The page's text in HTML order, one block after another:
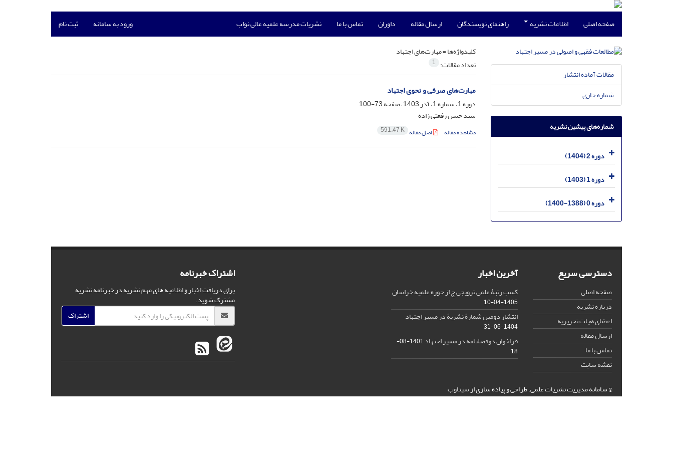
صفحه اصلی اطلاعات نشریه راهنمای نویسندگان ارسال مقاله داوران تماس با ما نشریات مدرسه علمیه عالی نواب ورود به سامانه ثبت نام
کلیدواژه‌ها =مهارت‌های اجتهاد
تعداد مقالات: 1
مهارت‌های صرفی و نحوی اجتهاد
دوره 1، شماره 1، آذر 1403، صفحه
73-100
سید حسن رفعتی زاده
مشاهده مقاله اصل مقاله 591.47 K
مقالات آماده انتشار
شماره جاری
شماره‌های پیشین نشریه
دوره 2 (1404)
دوره 1 (1403)
دوره 0 (1388-1400)
دسترسی سریع
صفحه اصلی
درباره نشریه
اعضای هیات تحریریه
ارسال مقاله
تماس با ما
نقشه سایت
آخرین اخبار
کسب رتبۀ علمی ترویجی ج از حوزه علمیه خراسان
1405-04-10
انتشار دومین شمارۀ نشریۀ در مسیر اجتهاد
1404-06-31
فراخوان دوفصلنامه در مسیر اجتهاد
1401-08-
18
اشتراک خبرنامه
برای دریافت اخبار و اطلاعیه های مهم نشریه در خبرنامه نشریه
مشترک شوید.
اشتراک
© سامانه مدیریت نشریات علمی.طراحی و پیاده سازی ازسیناوب